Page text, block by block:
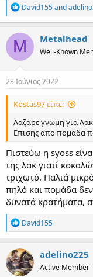
R
e
a
c
t
i
o
n
s
David155and
M Metalhead
Well-Known
28 Ιούνιος 2022
Kostas97 είπε:
Λαζαρε γνωμη για
Επισης απο πομαδα
Πιστεύω η syoss
της λακ γιατί
τριχωτό. Παλιά
πηλό και πομάδα
δυνατά κρατήματα,
R
e
a
c
t
i
David155
adelino225
Active Member